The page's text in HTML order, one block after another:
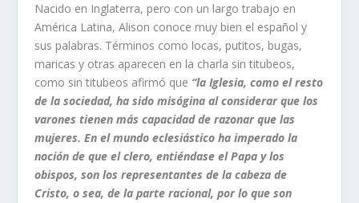
Nacido en Inglaterra, pero con un largo trabajo en
América Latina, Alison conoce muy bien el español y
sus palabras. Términos como locas, putitos, bugas,
maricas y otras aparecen en la charla sin titubeos,
como sin titubeos afirmó que “la Iglesia, como el resto
de la sociedad, ha sido misógina al considerar que los
varones tienen más capacidad de razonar que las
mujeres. En el mundo eclesiástico ha imperado la
noción de que el clero, entiéndase el Papa y los
obispos, son los representantes de la cabeza de
Cristo, o sea, de la parte racional, por lo que son